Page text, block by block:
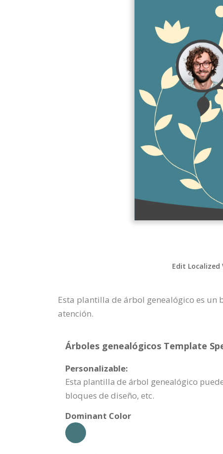
Edit Localized
Esta plantilla de árbol genealógico es
atención.
Árboles genealógicos Template
Personalizable:
Esta plantilla de árbol genealógico
bloques de diseño, etc.
Dominant Color